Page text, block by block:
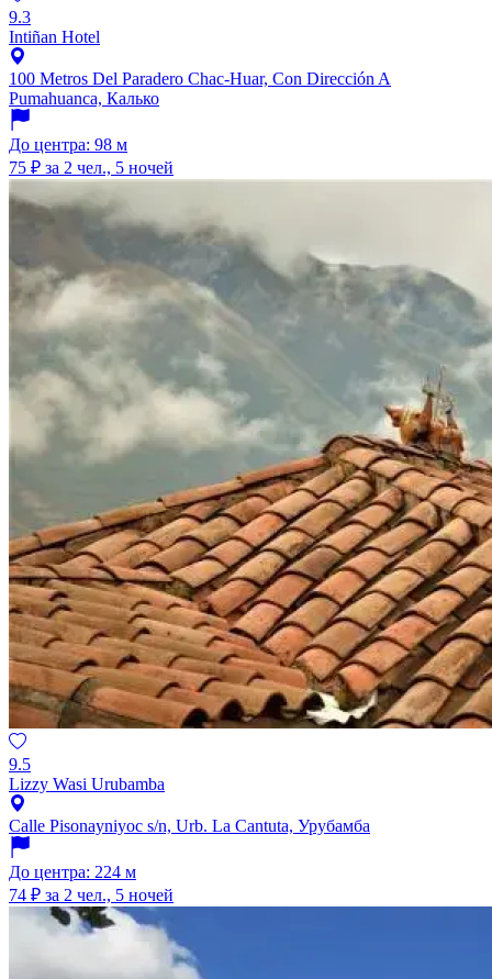
9.3
Intiñan Hotel
100 Metros Del Paradero Chac-Huar, Con Dirección A
Pumahuanca, Калько
До центра: 98 м
75 ₽ за 2 чел., 5 ночей
9.5
Lizzy Wasi Urubamba
Calle Pisonayniyoc s/n, Urb. La Cantuta, Урубамба
До центра: 224 м
74 ₽ за 2 чел., 5 ночей